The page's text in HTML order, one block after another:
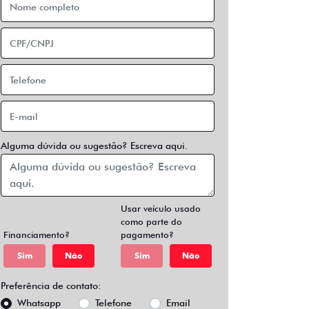
Alguma dúvida ou sugestão? Escreva aqui.
Financiamento?
Sim Não
Usar veículo usado
como parte do
pagamento?
Sim Não
Preferência de contato:
Whatsapp
Telefone Email